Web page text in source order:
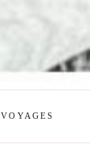
VOYAGES